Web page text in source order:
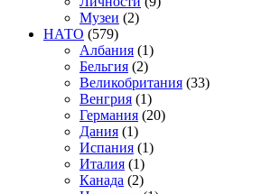
Музеи (2)
НАТО (579)
Албания (1)
Бельгия (2)
Великобритания (33)
Венгрия (1)
Германия (20)
Дания (1)
Испания (1)
Италия (1)
Канада (2)